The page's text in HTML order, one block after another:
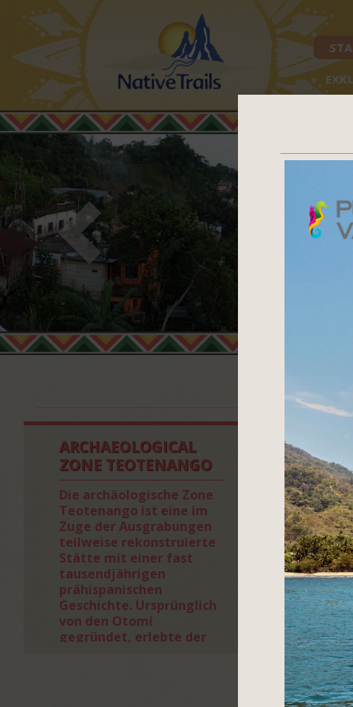
Previous
ARCHAEOLOGICAL
ZONE TEOTENANGO
Die archäologische Zone
Teotenango ist eine im
Zuge der Ausgrabungen
teilweise rekonstruierte
Stätte mit einer fast
tausendjährigen
prähispanischen
Geschichte. Ursprünglich
von den Otomí
gegründet, erlebte der